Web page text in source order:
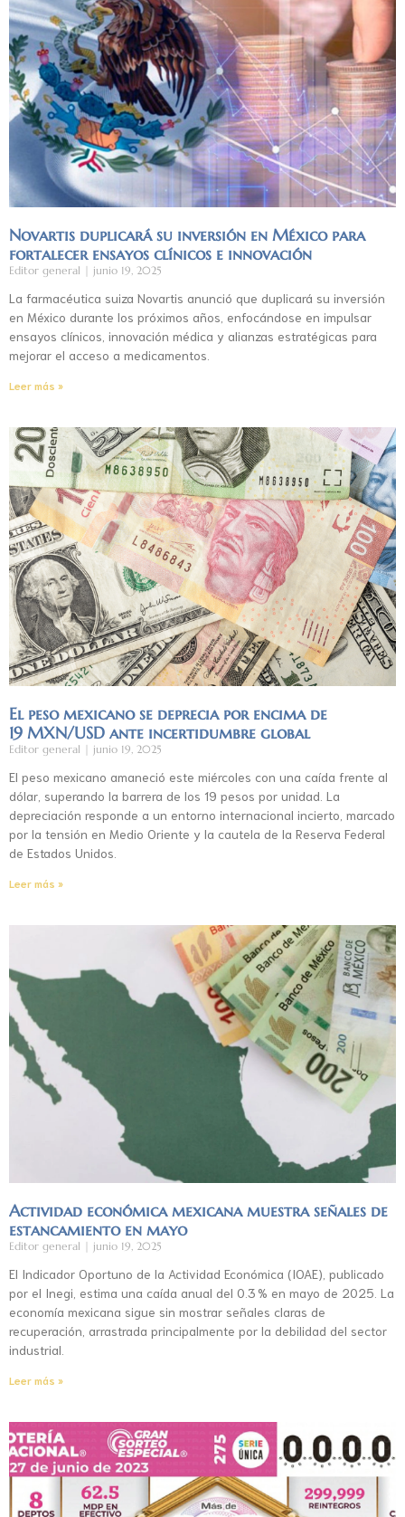
Novartis duplicará su inversión en México para
fortalecer ensayos clínicos e innovación
Editor general junio 19, 2025
La farmacéutica suiza Novartis anunció que duplicará su inversión
en México durante los próximos años, enfocándose en impulsar
ensayos clínicos, innovación médica y alianzas estratégicas para
mejorar el acceso a medicamentos.
Leer más »
El peso mexicano se deprecia por encima de
19 MXN/USD ante incertidumbre global
Editor general junio 19, 2025
El peso mexicano amaneció este miércoles con una caída frente al
dólar, superando la barrera de los 19 pesos por unidad. La
depreciación responde a un entorno internacional incierto, marcado
por la tensión en Medio Oriente y la cautela de la Reserva Federal
de Estados Unidos.
Leer más »
Actividad económica mexicana muestra señales de
estancamiento en mayo
Editor general junio 19, 2025
El Indicador Oportuno de la Actividad Económica (IOAE), publicado
por el Inegi, estima una caída anual del 0.3 % en mayo de 2025. La
economía mexicana sigue sin mostrar señales claras de
recuperación, arrastrada principalmente por la debilidad del sector
industrial.
Leer más »